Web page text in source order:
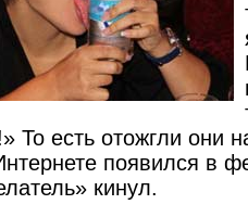
То есть отожгли они
появился в
кинул.